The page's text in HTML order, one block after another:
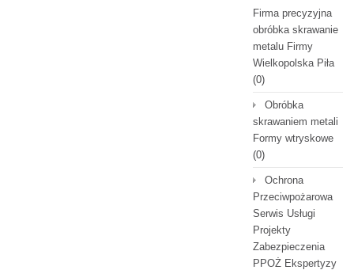
Firma precyzyjna
obróbka skrawanie
metalu Firmy
Wielkopolska Piła
(0)
Obróbka
skrawaniem metali
Formy wtryskowe
(0)
Ochrona
Przeciwpożarowa
Serwis Usługi
Projekty
Zabezpieczenia
PPOŻ Ekspertyzy